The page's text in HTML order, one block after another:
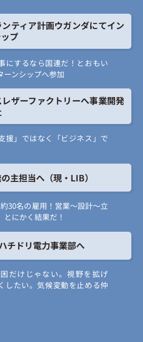
ティア計画ウガンダにてイン
プ
にするなら国連だ！とおもい
ーンシップへ参加
ザーファクトリーへ事業開発
援」ではなく「ビジネス」で
主担当へ（現・LIB）
30名の雇用！営業～設計～立
にかく結果だ！
チドリ電力事業部へ
だけじゃない。視野を拡げ
したい。気候変動を止める仲